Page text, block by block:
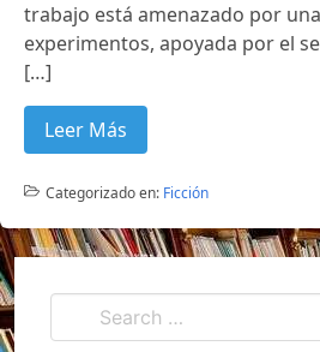
trabajo está amenazado por
experimentos, apoyada por el
[…]
Leer Más
Categorizado en: Ficción